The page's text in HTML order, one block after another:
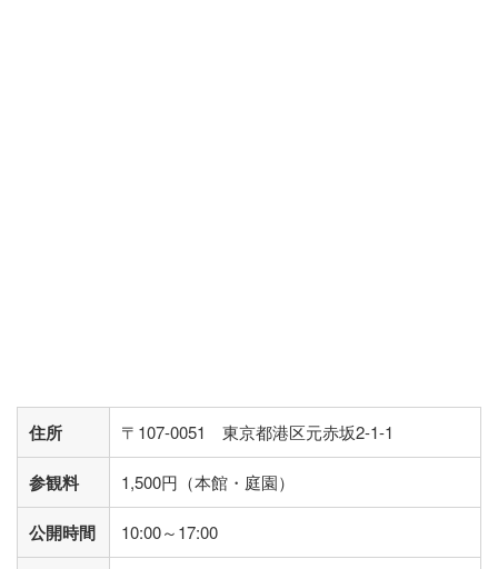
住所 〒107-0051 東京都港区元赤坂2-1-1
参観料 1,500円（本館・庭園）
公開時間 10:00～17:00